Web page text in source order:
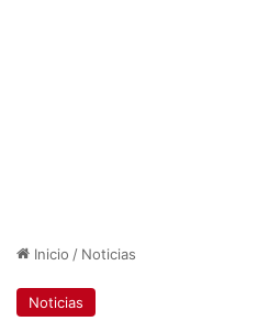
Inicio / Noticias
Noticias